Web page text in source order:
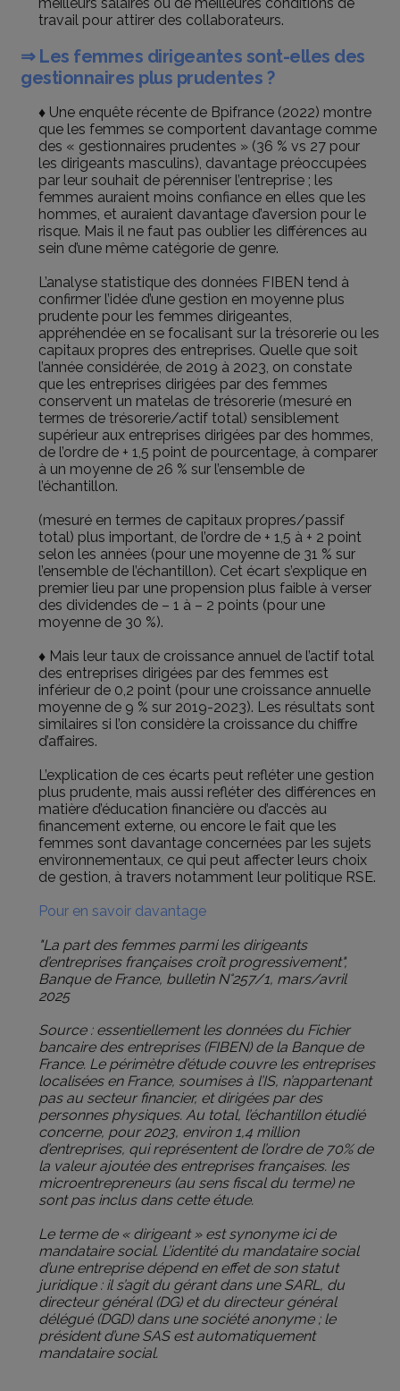
travail pour attirer des collaborateurs.
⇒ Les femmes dirigeantes sont-elles des
gestionnaires plus prudentes ?
♦ Une enquête récente de Bpifrance (2022) montre
que les femmes se comportent davantage comme
des « gestionnaires prudentes » (36 % vs 27 pour
les dirigeants masculins), davantage préoccupées
par leur souhait de pérenniser l’entreprise ; les
femmes auraient moins confiance en elles que les
hommes, et auraient davantage d’aversion pour le
risque. Mais il ne faut pas oublier les différences au
sein d’une même catégorie de genre.
L’analyse statistique des données FIBEN tend à
confirmer l’idée d’une gestion en moyenne plus
prudente pour les femmes dirigeantes,
appréhendée en se focalisant sur la trésorerie ou les
capitaux propres des entreprises. Quelle que soit
l’année considérée, de 2019 à 2023, on constate
que les entreprises dirigées par des femmes
conservent un matelas de trésorerie (mesuré en
termes de trésorerie/actif total) sensiblement
supérieur aux entreprises dirigées par des hommes,
de l’ordre de + 1,5 point de pourcentage, à comparer
à un moyenne de 26 % sur l’ensemble de
l’échantillon.
(mesuré en termes de capitaux propres/passif
total) plus important, de l’ordre de + 1,5 à + 2 point
selon les années (pour une moyenne de 31 % sur
l’ensemble de l’échantillon). Cet écart s’explique en
premier lieu par une propension plus faible à verser
des dividendes de – 1 à – 2 points (pour une
moyenne de 30 %).
♦ Mais leur taux de croissance annuel de l’actif total
des entreprises dirigées par des femmes est
inférieur de 0,2 point (pour une croissance annuelle
moyenne de 9 % sur 2019-2023). Les résultats sont
similaires si l’on considère la croissance du chiffre
d’affaires.
L’explication de ces écarts peut refléter une gestion
plus prudente, mais aussi refléter des différences en
matière d’éducation financière ou d’accès au
financement externe, ou encore le fait que les
femmes sont davantage concernées par les sujets
environnementaux, ce qui peut affecter leurs choix
de gestion, à travers notamment leur politique RSE.
Pour en savoir davantage
"La part des femmes parmi les dirigeants
d’entreprises françaises croît progressivement",
Banque de France, bulletin N°257/1, mars/avril
2025
Source : essentiellement les données du Fichier
bancaire des entreprises (FIBEN) de la Banque de
France. Le périmètre d’étude couvre les entreprises
localisées en France, soumises à l’IS, n’appartenant
pas au secteur financier, et dirigées par des
personnes physiques. Au total, l’échantillon étudié
concerne, pour 2023, environ 1,4 million
d’entreprises, qui représentent de l’ordre de 70% de
la valeur ajoutée des entreprises françaises. les
microentrepreneurs (au sens fiscal du terme) ne
sont pas inclus dans cette étude.
Le terme de « dirigeant » est synonyme ici de
mandataire social. L’identité du mandataire social
d’une entreprise dépend en effet de son statut
juridique : il s’agit du gérant dans une SARL, du
directeur général (DG) et du directeur général
délégué (DGD) dans une société anonyme ; le
président d’une SAS est automatiquement
mandataire social.